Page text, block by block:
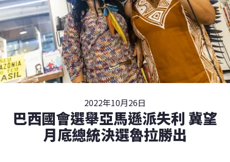
2022年10月26日
巴西國會選舉亞馬遜派失利 冀望
月底總統決選魯拉勝出